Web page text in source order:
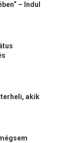
– Indul
akik